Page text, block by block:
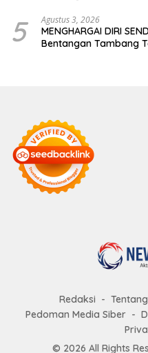
5 Agustus 3, 2026
MENGHARGAI DIRI
Bentangan Tambang
Redaksi
Pedoman Media Siber
© 2026 All Rights